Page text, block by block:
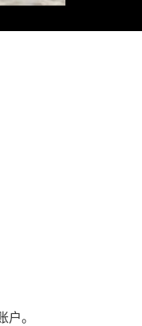
。